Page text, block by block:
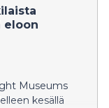
eloon
Museums
kesällä